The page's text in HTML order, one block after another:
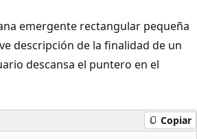
emergente rectangular pequeña
descripción de la finalidad de un
descansa el puntero en el
Copiar